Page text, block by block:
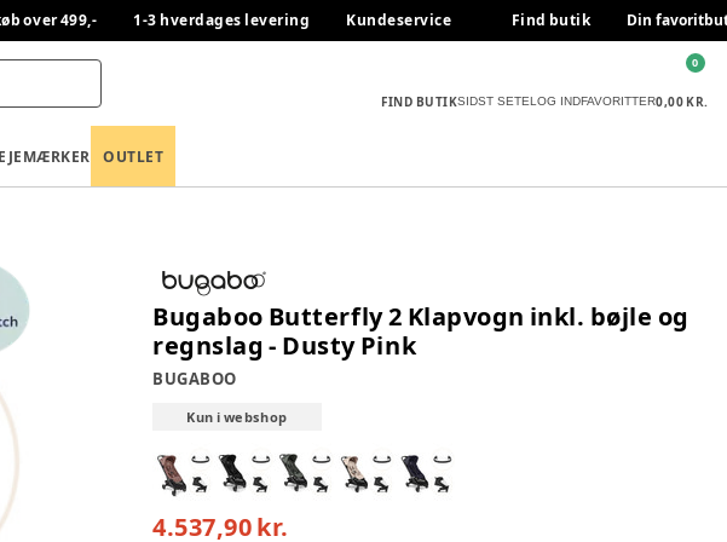
over 499,- 1-3 hverdages levering Kundeservice Find butik Din
FIND BUTIKSIDST SETELOG INDFAVORITTER0,00 KR.
0
MÆRKER OUTLET
Bugaboo Butterfly 2 Klapvogn inkl. bøjle og
regnslag - Dusty Pink
BUGABOO
Kun i webshop
4.537,90 kr.